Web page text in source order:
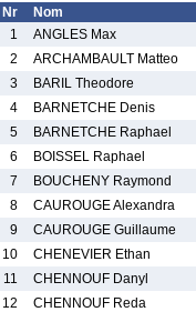
Nr Nom
1
ANGLES Max
2
ARCHAMBAULT Matteo
3
BARIL Theodore
4
BARNETCHE Denis
5
BARNETCHE Raphael
6
BOISSEL Raphael
7
BOUCHENY Raymond
8
CAUROUGE Alexandra
9
CAUROUGE Guillaume
10
CHENEVIER Ethan
11
CHENNOUF Danyl
12
CHENNOUF Reda